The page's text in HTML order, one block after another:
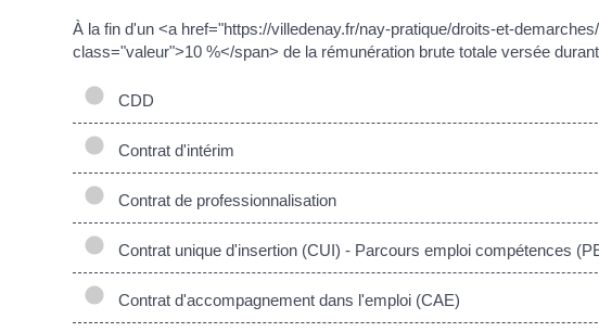
À la fin d'un <a href="https://villedenay.fr/nay-pratique/droits-et-
class="valeur">10 %</span> de la rémunération brute totale versée
CDD
Contrat d'intérim
Contrat de professionnalisation
Contrat unique d'insertion (CUI) - Parcours emploi compétences
Contrat d'accompagnement dans l'emploi (CAE)